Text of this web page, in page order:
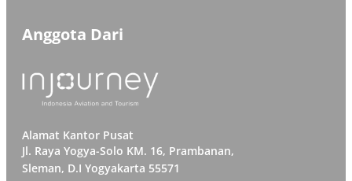
Anggota Dari
Alamat Kantor Pusat
Jl. Raya Yogya-Solo KM. 16, Prambanan,
Sleman, D.I Yogyakarta 55571